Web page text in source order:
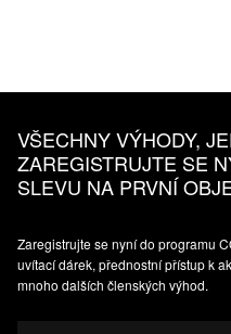
VŠECHNY VÝHODY,
ZAREGISTRUJTE SE
SLEVU NA PRVNÍ
Zaregistrujte se nyní do programu
uvítací dárek, přednostní přístup k
mnoho dalších členských výhod.